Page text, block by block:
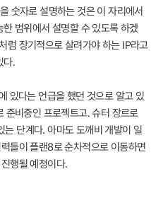
숫자로 설명하는 것은 이 자리에서
범위에서 설명할 수 있도록 하겠
럼 장기적으로 살려가야 하는 IP라고
다.
있다는 언급을 했던 것으로 알고 있
준비중인 프로젝트고. 슈터 장르로
단계다. 아마도 도깨비 개발이 일
들이 플랜8로 순차적으로 이동하면
행될 예정이다.